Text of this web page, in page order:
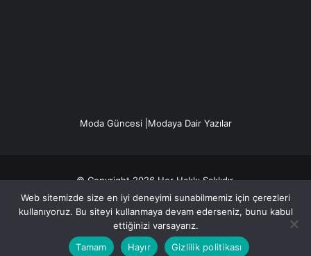
Moda Güncesi |Modaya Dair Yazılar
© Copyright 2026 Her Hakkı Saklıdır.
Gizlilik politikası
Facebook
X YouTubeInstagram
Web sitemizde size en iyi deneyimi sunabilmemiz için çerezleri
kullanıyoruz. Bu siteyi kullanmaya devam ederseniz, bunu kabul
ettiğinizi varsayarız.
Tamam
Hayır Gizlilik politikası